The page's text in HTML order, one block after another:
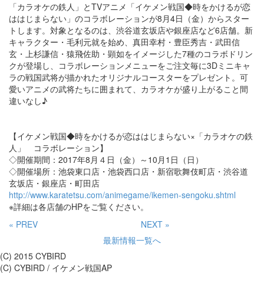
「カラオケの鉄人」とTVアニメ「イケメン戦国◆時をかけるが恋
ははじまらない」のコラボレーションが8月4日（金）からスター
トします。対象となるのは、渋谷道玄坂店や銀座店など6店舗。新
キャラクター・毛利元就を始め、真田幸村・豊臣秀吉・武田信
玄・上杉謙信・猿飛佐助・顕如をイメージした7種のコラボドリン
クが登場し、コラボレーションメニューをご注文毎に3Dミニキャ
ラの戦国武将が描かれたオリジナルコースターをプレゼント。可
愛いアニメの武将たちに囲まれて、カラオケが盛り上がること間
違いなし♪
【イケメン戦国◆時をかけるが恋ははじまらない×「カラオケの鉄
人」 コラボレーション】
◇開催期間：2017年8月４日（金）～10月1日（日）
◇開催場所：池袋東口店・池袋西口店・新宿歌舞伎町店・渋谷道
玄坂店・銀座店・町田店
http://www.karatetsu.com/animegame/ikemen-sengoku.shtml
※詳細は各店舗のHPをご覧ください。
« PREV
NEXT »
最新情報一覧へ
(C) 2015 CYBIRD
(C) CYBIRD / イケメン戦国AP